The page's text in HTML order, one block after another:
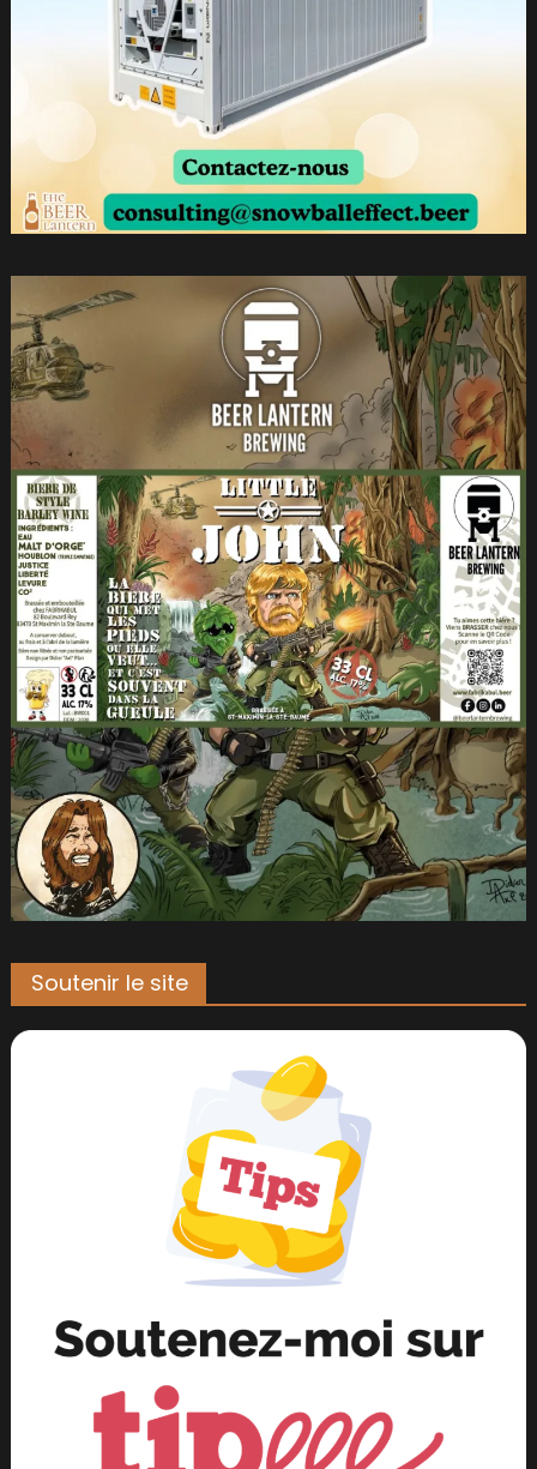
Soutenir le site